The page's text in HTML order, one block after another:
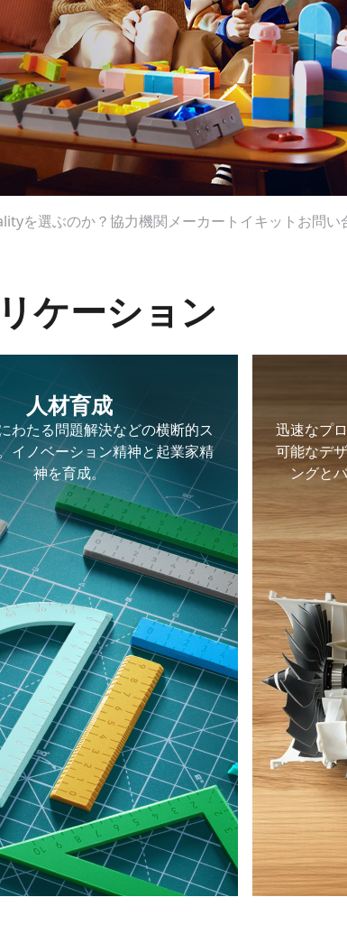
を与
ソリュ
を選ぶのか？協力機関メーカートイキット お問い
ケーション
人材育成
わたる問題解決などの横断的ス
イノベーション精神と起業家精
神を育成。
迅速なプ
可能なデ
ングと